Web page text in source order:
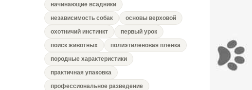
начинающие всадники
независимость собак
основы верховой
охотничий инстинкт
первый урок
поиск животных
полиэтиленовая пленка
породные характеристики
практичная упаковка
профессиональное разведение